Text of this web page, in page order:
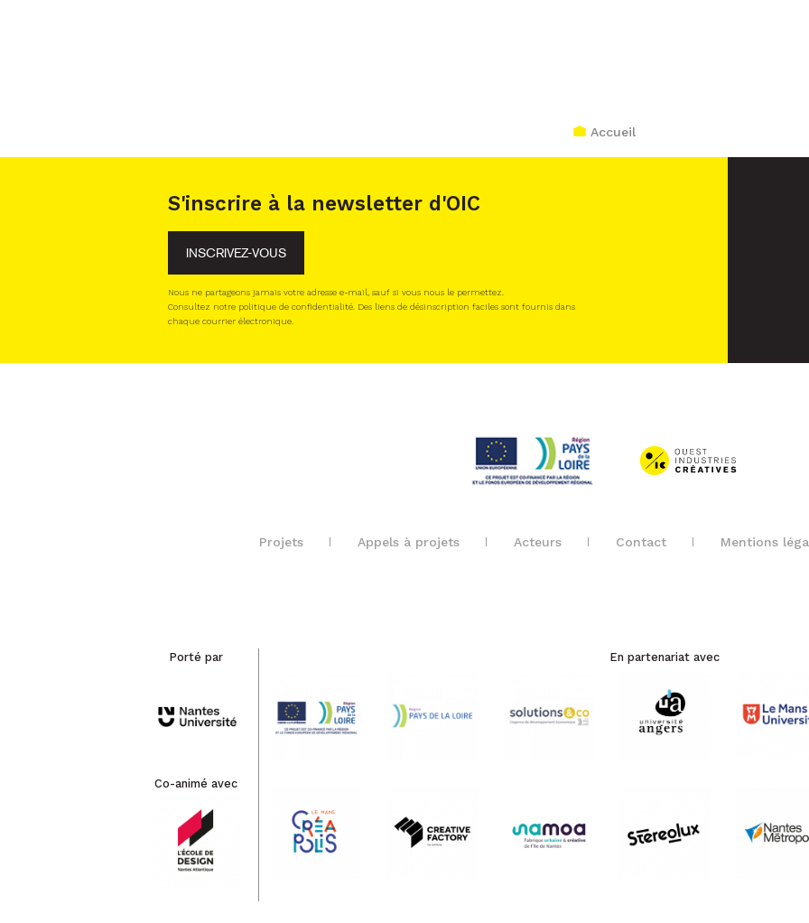
Accueil
S'inscrire à la newsletter d'OIC
INSCRIVEZ-VOUS
Nous ne partageons jamais votre adresse e-mail, sauf si vous nous le permettez.
Consultez notre politique de confidentialité. Des liens de désinscription faciles sont fournis dans
chaque courrier électronique.
Projets Appels à projets Acteurs Contact Mentions
Porté par
Co-animé avec
En partenariat avec